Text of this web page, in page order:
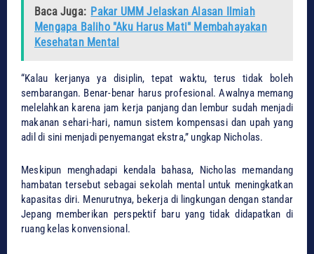
Baca Juga: Pakar UMM Jelaskan Alasan Ilmiah
Mengapa Baliho "Aku Harus Mati" Membahayakan
Kesehatan Mental
​“Kalau kerjanya ya disiplin, tepat waktu, terus tidak boleh
sembarangan. Benar-benar harus profesional. Awalnya memang
melelahkan karena jam kerja panjang dan lembur sudah menjadi
makanan sehari-hari, namun sistem kompensasi dan upah yang
adil di sini menjadi penyemangat ekstra,” ungkap Nicholas.
​Meskipun menghadapi kendala bahasa, Nicholas memandang
hambatan tersebut sebagai sekolah mental untuk meningkatkan
kapasitas diri. Menurutnya, bekerja di lingkungan dengan standar
Jepang memberikan perspektif baru yang tidak didapatkan di
ruang kelas konvensional.